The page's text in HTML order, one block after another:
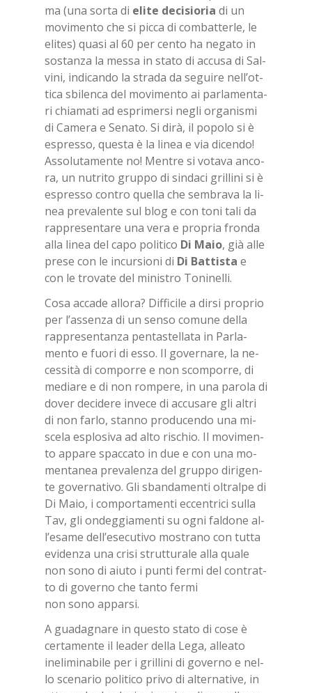
ma (una sor­ta di eli­te de­ci­sio­ria di un
mo­vi­men­to che si pic­ca di com­bat­ter­le, le
eli­tes) qua­si al 60 per cen­to ha ne­ga­to in
so­stan­za la mes­sa in sta­to di ac­cu­sa di Sal­
vi­ni, in­di­can­do la stra­da da se­gui­re nel­l’ot­
ti­ca sbi­len­ca del mo­vi­men­to ai par­la­men­ta­
ri chia­ma­ti ad espri­mer­si ne­gli or­ga­ni­smi
di Ca­me­ra e Se­na­to. Si dirà, il po­po­lo si è
espres­so, que­sta è la li­nea e via di­cen­do!
As­so­lu­ta­men­te no! Men­tre si vo­ta­va an­co­
ra, un nu­tri­to grup­po di sin­da­ci gril­li­ni si è
espres­so con­tro quel­la che sem­bra­va la li­
nea pre­va­len­te sul blog e con toni tali da
rap­pre­sen­ta­re una vera e pro­pria fron­da
alla li­nea del capo po­li­ti­co Di Maio, già alle
pre­se con le in­cur­sio­ni di Di Bat­ti­sta e
con le tro­va­te del mi­ni­stro To­ni­nel­li.
Cosa ac­ca­de al­lo­ra? Dif­fi­ci­le a dir­si pro­prio
per l’as­sen­za di un sen­so co­mu­ne del­la
rap­pre­sen­tan­za pen­ta­stel­la­ta in Par­la­
men­to e fuo­ri di esso. Il go­ver­na­re, la ne­
ces­si­tà di com­por­re e non scom­por­re, di
me­dia­re e di non rom­pe­re, in una pa­ro­la di
do­ver de­ci­de­re in­ve­ce di ac­cu­sa­re gli al­tri
di non far­lo, stan­no pro­du­cen­do una mi­
sce­la esplo­si­va ad alto ri­schio. Il mo­vi­men­
to ap­pa­re spac­ca­to in due e con una mo­
men­ta­nea pre­va­len­za del grup­po di­ri­gen­
te go­ver­na­ti­vo. Gli sban­da­men­ti ol­tral­pe di
Di Maio, i com­por­ta­men­ti ec­cen­tri­ci sul­la
Tav, gli on­deg­gia­men­ti su ogni fal­do­ne al­
l’e­sa­me del­l’e­se­cu­ti­vo mo­stra­no con tut­ta
evi­den­za una cri­si strut­tu­ra­le alla qua­le
non sono di aiu­to i pun­ti fer­mi del con­trat­
to di go­ver­no che tan­to fer­mi
non sono ap­par­si.
A gua­da­gna­re in que­sto sta­to di cose è
cer­ta­men­te il lea­der del­la Lega, al­lea­to
ine­li­mi­na­bi­le per i gril­li­ni di go­ver­no e nel­
lo sce­na­rio po­li­ti­co pri­vo di al­ter­na­ti­ve, in